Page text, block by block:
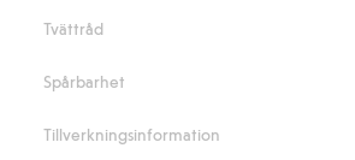
Tvättråd
Spårbarhet
Tillverkningsinformation